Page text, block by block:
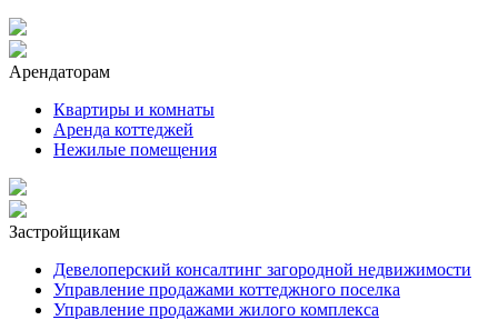
Арендаторам
Квартиры и комнаты
Аренда коттеджей
Нежилые помещения
Застройщикам
Девелоперский консалтинг загородной недвижимости
Управление продажами коттеджного поселка
Управление продажами жилого комплекса